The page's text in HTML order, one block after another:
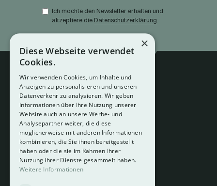
Ich möchte den Newsletter erhalten und
akzeptiere die Datenschutzerklärung
About
Hotelberatung
Mediadaten
Instagram
×
Diese Webseite verwendet
Cookies.
Wir verwenden Cookies, um Inhalte und
Anzeigen zu personalisieren und unseren
Datenverkehr zu analysieren. Wir geben
Informationen über Ihre Nutzung unserer
Website auch an unsere Werbe- und
Analysepartner weiter, die diese
möglicherweise mit anderen Informationen
kombinieren, die Sie ihnen bereitgestellt
haben oder die sie im Rahmen Ihrer
Nutzung ihrer Dienste gesammelt haben.
Weitere Informationen